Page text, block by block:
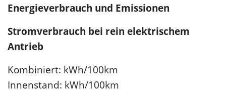
Energieverbrauch und Emissionen
Stromverbrauch bei rein elektrischem
Antrieb
Kombiniert: kWh/100km
Innenstand: kWh/100km